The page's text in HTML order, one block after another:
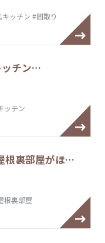
ッチン #間取り
ッチン…
ッチン
根裏部屋がほ…
根裏部屋